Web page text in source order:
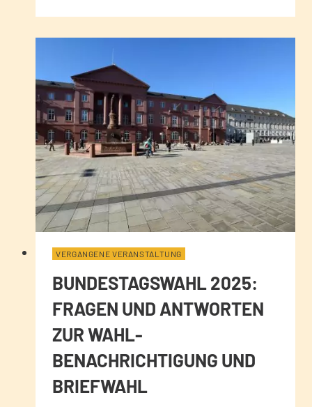
VERGANGENE VERANSTALTUNG
BUNDESTAGSWAHL 2025:
FRAGEN UND ANTWORTEN
ZUR WAHL-
BENACHRICHTIGUNG UND
BRIEFWAHL